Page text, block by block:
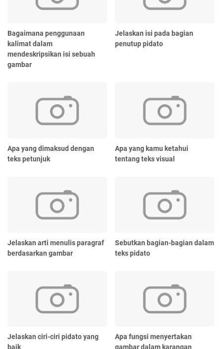
Bagaimana penggunaan
kalimat dalam
mendeskripsikan isi sebuah
gambar
Jelaskan isi pada bagian
penutup pidato
Apa yang dimaksud dengan
teks petunjuk
Apa yang kamu ketahui
tentang teks visual
Jelaskan arti menulis paragraf
berdasarkan gambar
Sebutkan bagian-bagian dalam
teks pidato
Jelaskan ciri-ciri pidato yang
baik
Apa fungsi menyertakan
gambar dalam karangan